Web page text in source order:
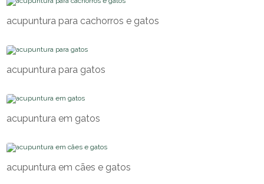
acupuntura para cachorros e gatos
acupuntura para gatos
acupuntura em gatos
acupuntura em cães e gatos